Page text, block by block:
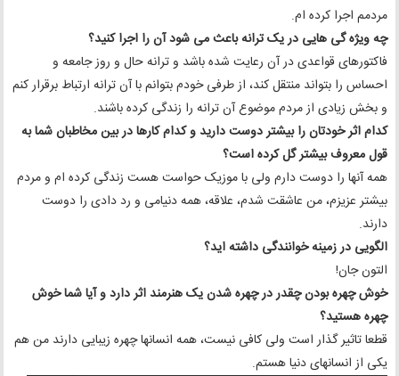
مردمم اجرا کرده ام.
چه ویژه گی هایی در یک ترانه باعث می شود آن را اجرا کنید؟
فاکتورهای قواعدی در آن رعایت شده باشد و ترانه حال و روز جامعه و
احساس را بتواند منتقل کند، از طرفی خودم بتوانم با آن ترانه ارتباط برقرار کنم
و بخش زیادی از مردم موضوع آن ترانه را زندگی کرده باشند.
کدام اثر خودتان را بیشتر دوست دارید و کدام کارها در بین مخاطبان شما به
قول معروف بیشتر گل کرده است؟
همه آنها را دوست دارم ولی با موزیک حواست هست زندگی کرده ام و مردم
بیشتر عزیزم، من عاشقت شدم، علاقه، همه دنیامی و رد دادی را دوست
دارند.
الگویی در زمینه خوانندگی داشته اید؟
التون جان!
خوش چهره بودن چقدر در چهره شدن یک هنرمند اثر دارد و آیا شما خوش
چهره هستید؟
قطعا تاثیر گذار است ولی کافی نیست، همه انسانها چهره زیبایی دارند من هم
یکی از انسانهای دنیا هستم.